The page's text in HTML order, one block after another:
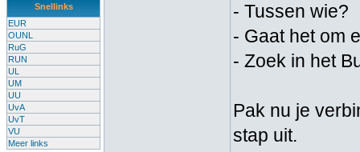
Snellinks
EUR
OUNL
RuG
RUN
UL
UM
UU
UvA
UvT
VU
Meer links
- Tussen wie?
- Gaat het om
- Zoek in het
Pak nu je
stap uit.